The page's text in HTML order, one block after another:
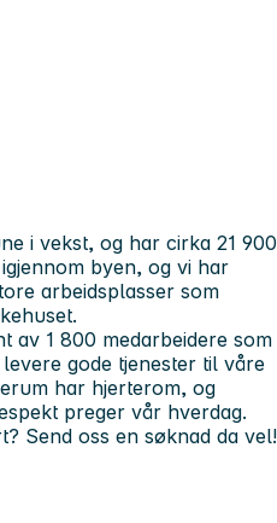
i vekst, og har cirka 21 900
byen, og vi har
arbeidsplasser som
av 1 800 medarbeidere som
gode tjenester til våre
har hjerterom, og
preger vår hverdag.
Send oss en søknad da vel!